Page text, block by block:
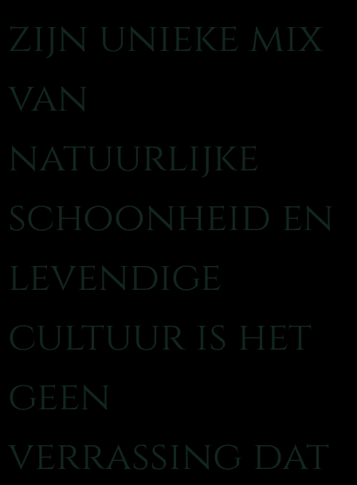
zijn unieke mix
van
natuurlijke
schoonheid en
levendige
cultuur is het
geen
verrassing dat